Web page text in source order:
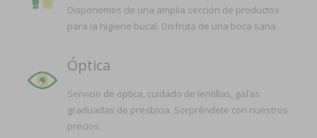
Disponemos de una amplia sección de productos
para la higiene bucal. Disfruta de una boca sana.
Óptica
Servicio de óptica, cuidado de lentillas, gafas
graduadas de presbicia. Sorpréndete con nuestros
precios.